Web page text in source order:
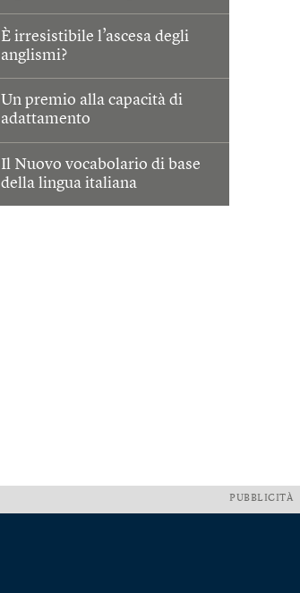
È irresistibile l’ascesa degli
anglismi?
Un premio alla capacità di
adattamento
Il Nuovo vocabolario di base
della lingua italiana
PUBBLICITÀ